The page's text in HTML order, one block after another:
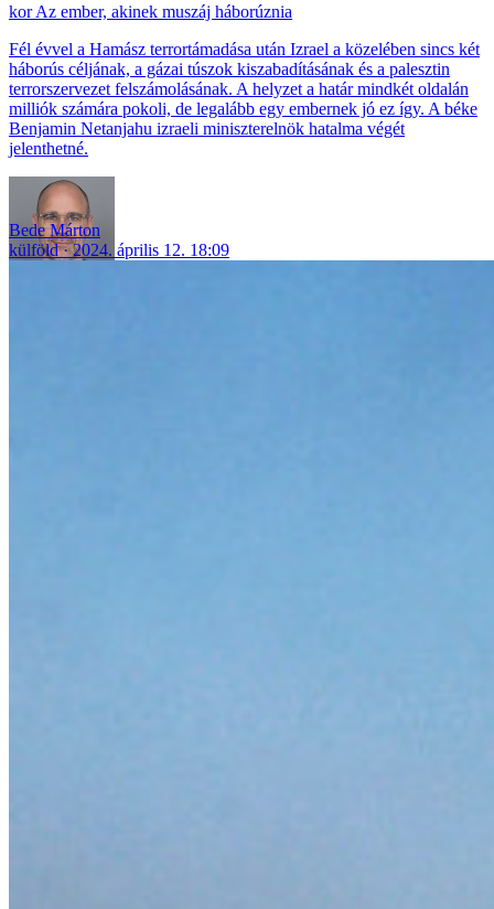
Az ember, akinek muszáj háborúznia
Fél évvel a Hamász terrortámadása után Izrael a közelében sincs két
háborús céljának, a gázai túszok kiszabadításának és a palesztin
terrorszervezet felszámolásának. A helyzet a határ mindkét oldalán
milliók számára pokoli, de legalább egy embernek jó ez így. A béke
Benjamin Netanjahu izraeli miniszterelnök hatalma végét
jelenthetné.
Bede Márton
külföld
2024. április 12. 18:09